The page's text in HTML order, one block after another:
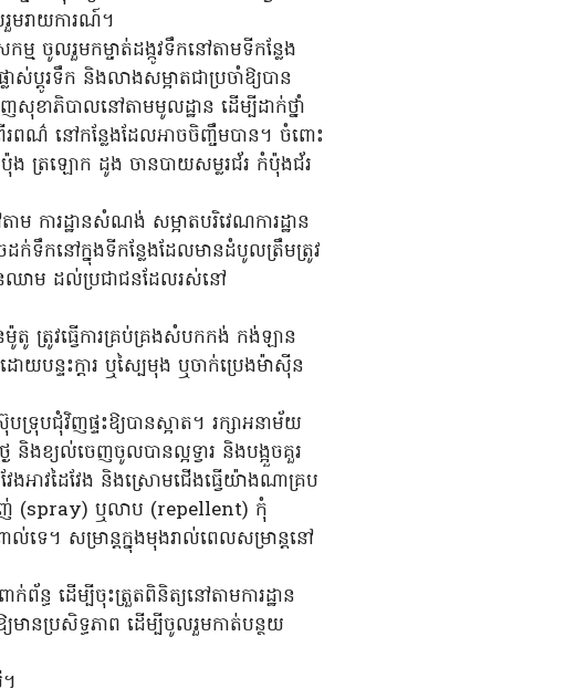
មរាយការណ៍។
ម្ម ចូលរួមកម្ចាត់ដង្កូវទឹកនៅតាមទីកន្លែង
ប្តូរទឹក និងលាងសម្អាតជាប្រចាំឱ្យបាន
ាភិបាលនៅតាមមូលដ្ឋាន ដើម្បីដាក់ថ្នាំ
រពណ៌ នៅកន្លែងដែលអាចចិញ្ចឹមបាន។ ចំពោះ
ត្រឡោក ដូង ចានបាយសម្លរជ័រ កំប៉ុងជ័រ
ម ការដ្ឋានសំណង់ សម្អាតបរិវេណការដ្ឋាន
កនៅក្នុងទីកន្លែងដែលមានដំបូលត្រឹមត្រូវ
នឈាម ដល់ប្រជាជនដែលរស់នៅ
តូ ត្រូវធ្វើការគ្រប់គ្រងសំបកកង់ កង់ឡាន
បន្ទះក្តារ ឬស្បៃមុង ឬចាក់ប្រេងម៉ាស៊ីន
ទ្រុបជុំវិញផ្ទះឱ្យបានស្អាត។ រក្សាអនាម័យ
ៃ និងខ្យល់ចេញចូលបានល្អទ្វារ និងបង្អួចគួរ
ងអាវដៃវែង និងស្រោមជើងធ្វើយ៉ាងណាគ្រប
បាញ់ (spray) ឬលាប (repellent) កុំ
ទេ។ សម្រាន្តក្នុងមុងរាល់ពេលសម្រាន្តនៅ
ព័ន្ធ ដើម្បីចុះត្រួតពិនិត្យនៅតាមការដ្ឋាន
មានប្រសិទ្ធភាព ដើម្បីចូលរួមកាត់បន្ថយ